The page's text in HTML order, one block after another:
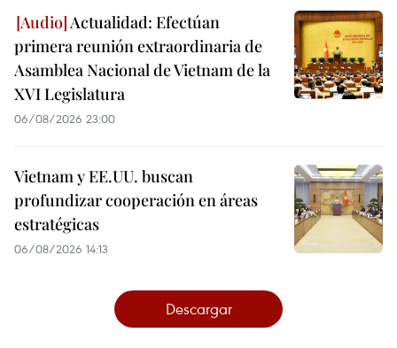
Actualidad: Efectúan
primera reunión extraordinaria de
Asamblea Nacional de Vietnam de la
XVI Legislatura
06/08/2026 23:00
Vietnam y EE.UU. buscan
profundizar cooperación en áreas
estratégicas
06/08/2026 14:13
Descargar